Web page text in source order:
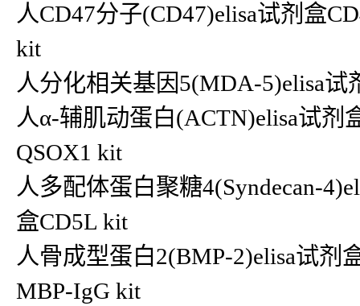
人CD47分子(CD47)elisa试剂盒
kit
人分化相关基因5(MDA-5)elisa
人α-辅肌动蛋白(ACTN)elisa试剂
QSOX1 kit
人多配体蛋白聚糖4(Syndecan-
盒CD5L kit
人骨成型蛋白2(BMP-2)elisa试剂
MBP-IgG kit